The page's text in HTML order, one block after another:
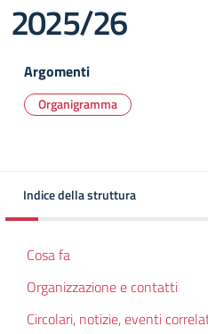
2025/26
Argomenti
Organigramma
Indice della struttura
Cosa fa
Organizzazione e contatti
Circolari, notizie, eventi